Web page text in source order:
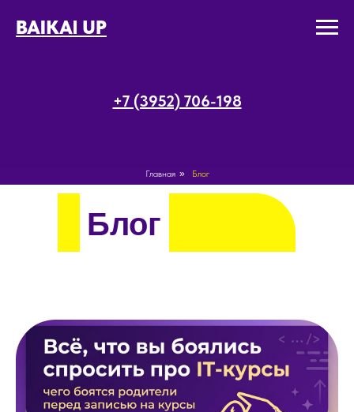
BAIKAl UP
+7 (3952) 706-198
Главная » Блог
Блог